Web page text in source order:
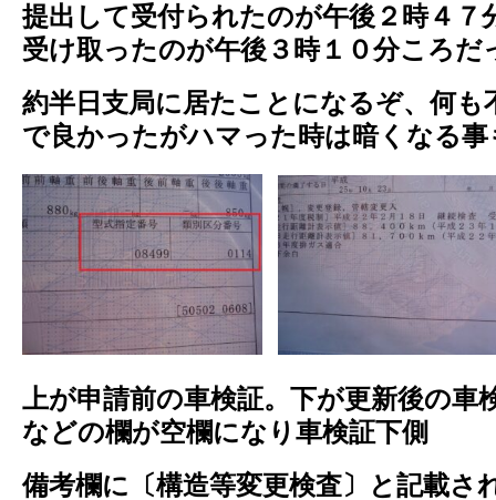
提出して受付られたのが午後２時４７
受け取ったのが午後３時１０分ころだ
約半日支局に居たことになるぞ、何
で良かったがハマった時は暗くなる
上が申請前の車検証。下が更新後の車
などの欄が空欄になり車検証下側
備考欄に〔構造等変更検査〕と記載さ